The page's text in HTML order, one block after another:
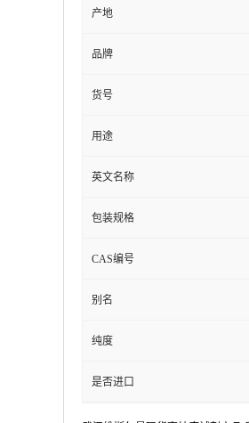
产地
品牌
货号
用途
英文名称
包装规格
CAS编号
别名
纯度
是否进口